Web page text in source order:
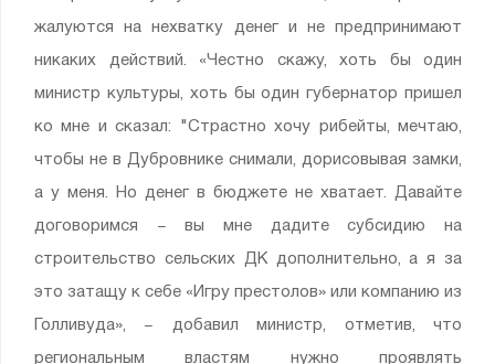
жалуются на нехватку денег и не предпринимают
никаких действий. «Честно скажу, хоть бы один
министр культуры, хоть бы один губернатор пришел
ко мне и сказал: "Страстно хочу рибейты, мечтаю,
чтобы не в Дубровнике снимали, дорисовывая замки,
а у меня. Но денег в бюджете не хватает. Давайте
договоримся − вы мне дадите субсидию на
строительство сельских ДК дополнительно, а я за
это затащу к себе «Игру престолов» или компанию из
Голливуда», − добавил министр, отметив, что
региональным властям нужно проявлять